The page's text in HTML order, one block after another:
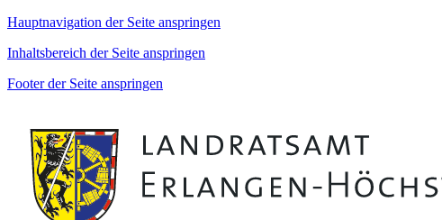
Hauptnavigation der Seite anspringen
Inhaltsbereich der Seite anspringen
Footer der Seite anspringen